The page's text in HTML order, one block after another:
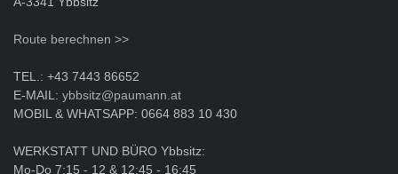
Route berechnen >>
TEL.: +43 7443 86652
E-MAIL: ybbsitz@paumann.at
MOBIL & WHATSAPP: 0664 883 10 430
WERKSTATT UND BÜRO Ybbsitz:
Mo-Do 7:15 - 12 & 12:45 - 16:45